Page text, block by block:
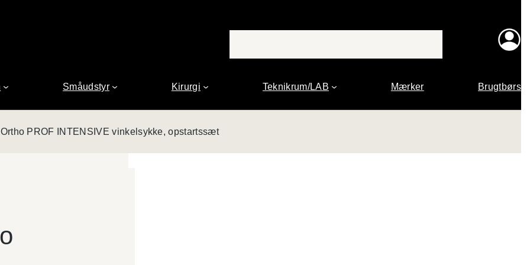
Småudstyr Kirurgi Teknikrum/LAB Mærker Brugtbørs
PROF INTENSIVE vinkelsykke, opstartssæt